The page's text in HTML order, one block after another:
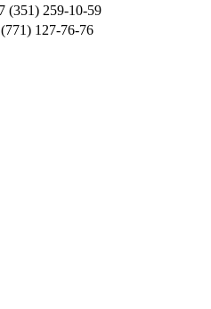
(351) 259-10-59
127-76-76